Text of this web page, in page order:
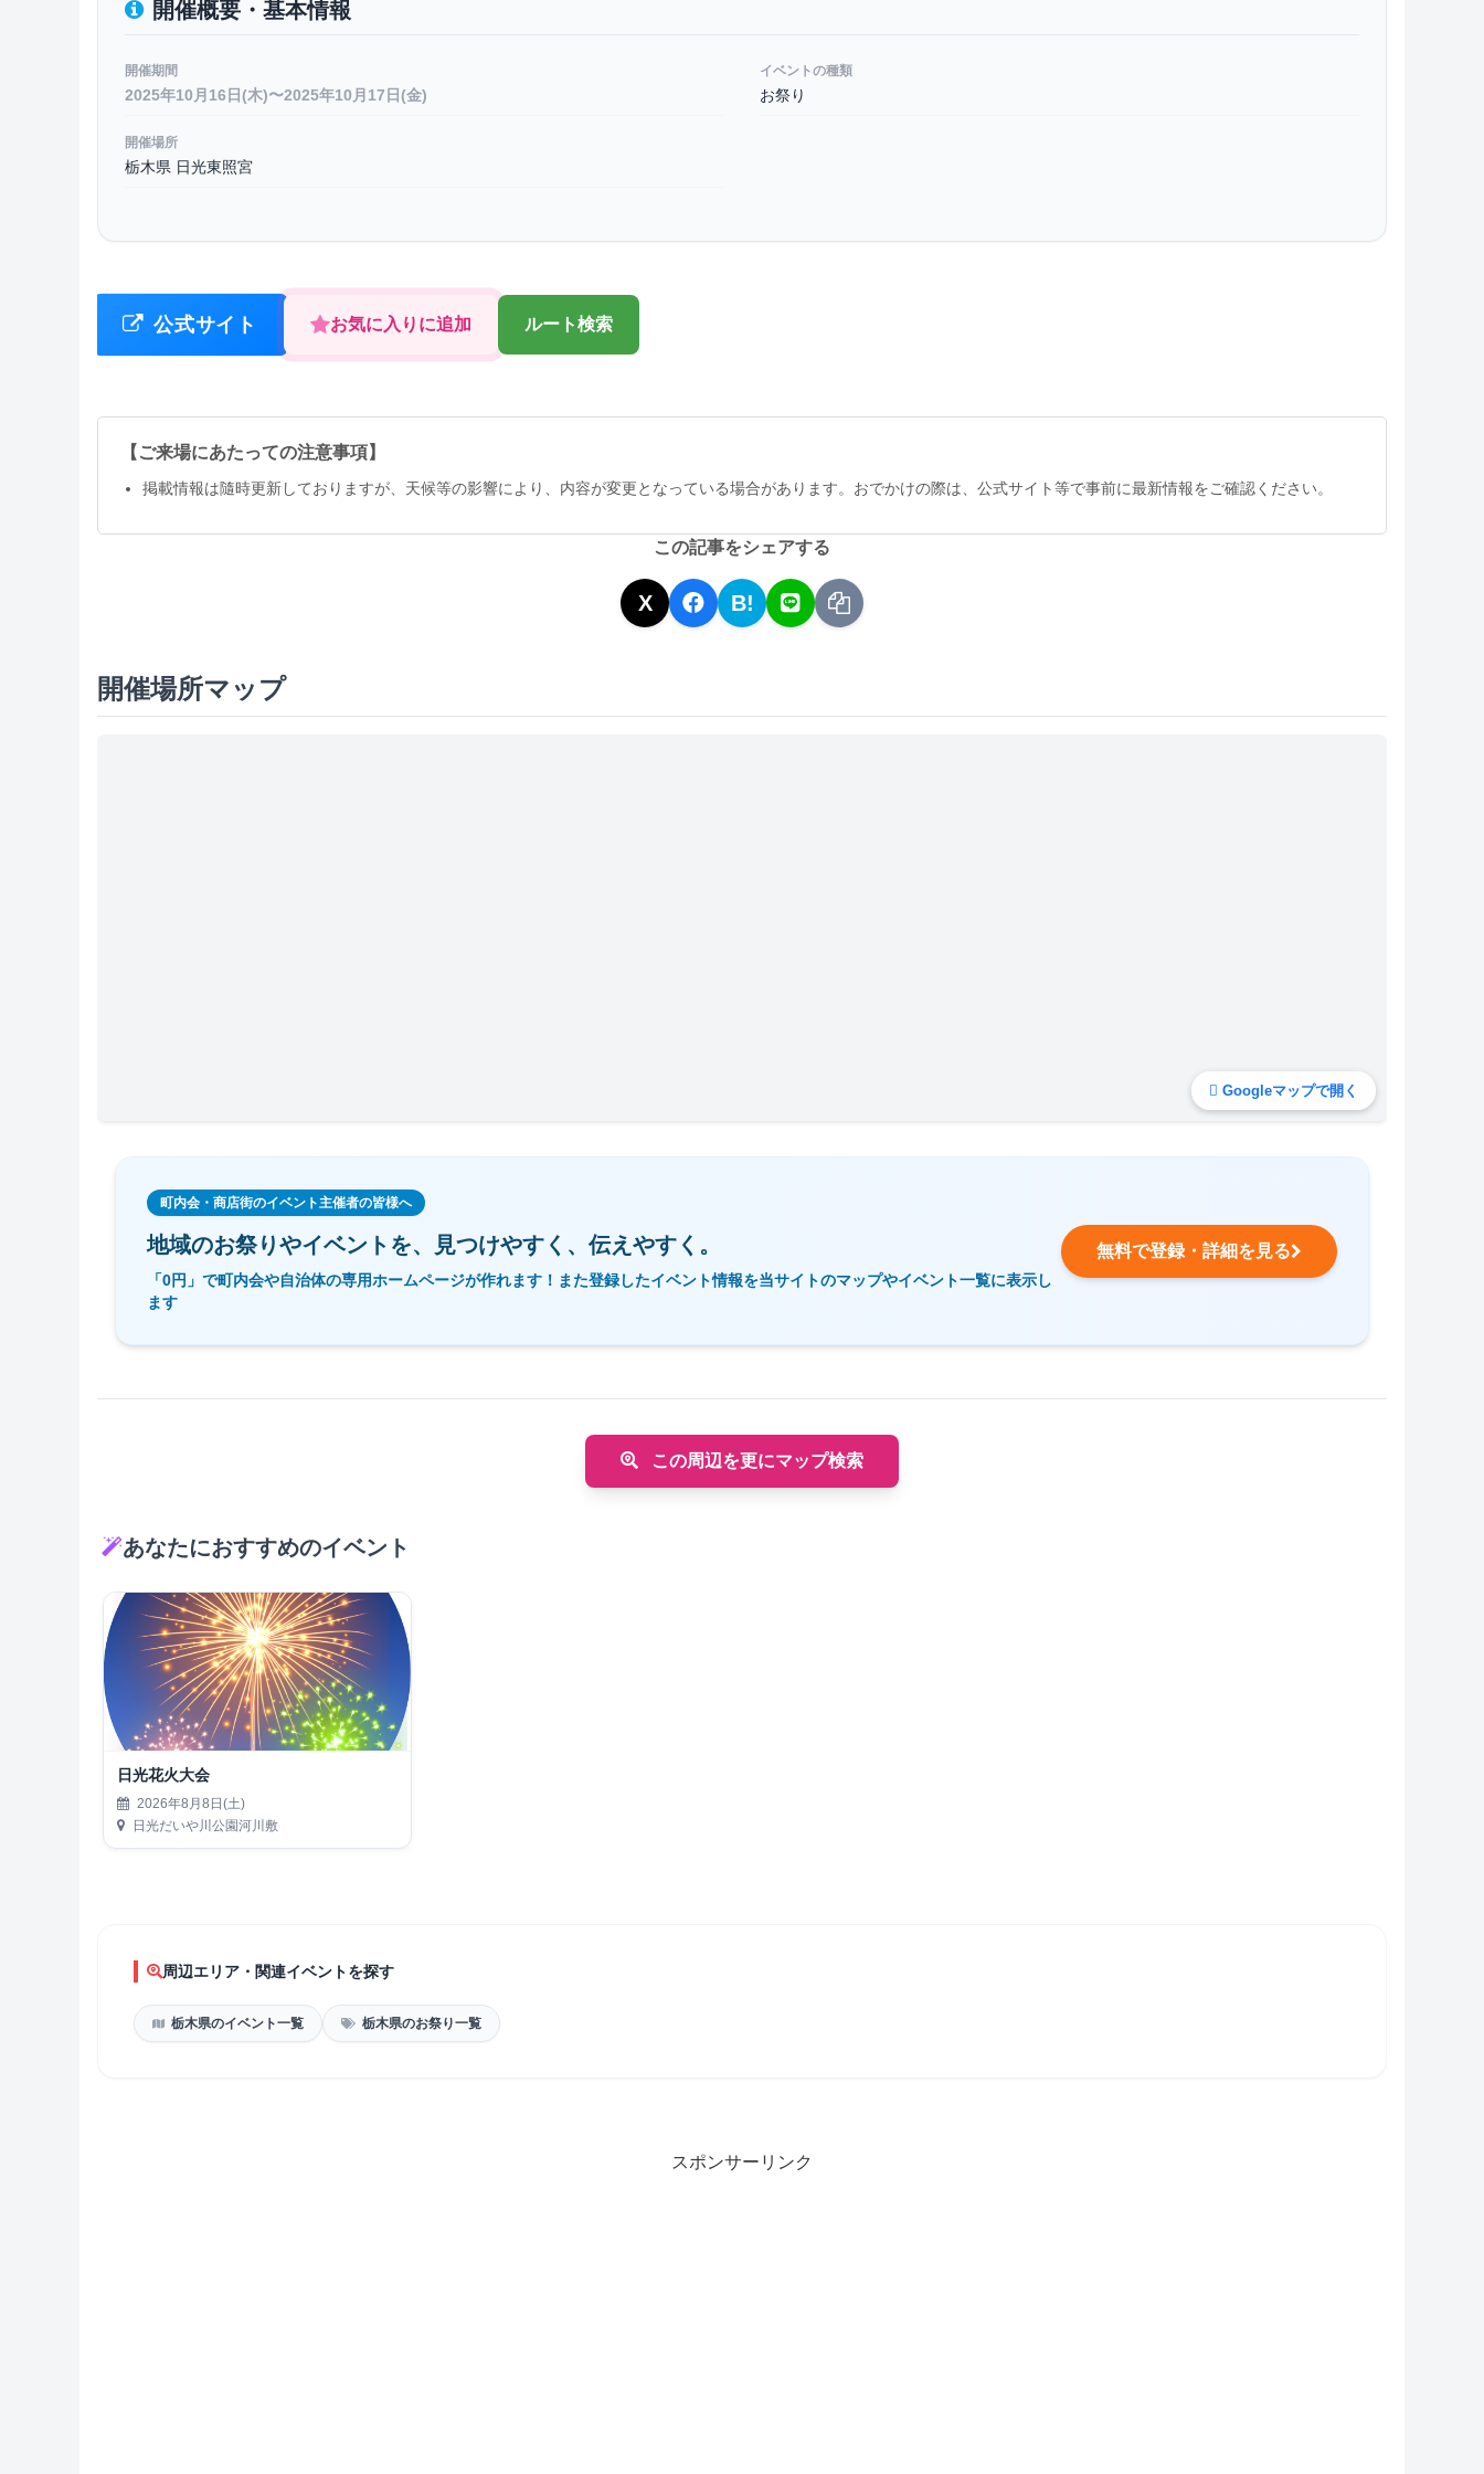
開催概要・基本情報
開催期間
2025年10月16日(木)〜2025年10月17日(金)
イベントの種類
お祭り
開催場所
栃木県 日光東照宮
公式サイト お気に入りに追加 ルート検索
【ご来場にあたっての注意事項】
掲載情報は隨時更新しておりますが、天候等の影響により、内容が変更となっている場合があります。おでかけの際は、公式サイト等で事前に最新情報をご確認ください。
この記事をシェアする
X B!
開催場所マップ
Googleマップで開く
町内会・商店街のイベント主催者の皆様へ
地域のお祭りやイベントを、 見つけやすく、伝えやすく。
「0円」で町内会や自治体の専用ホームページが作れます！また登録したイベント情報を当サイトのマップやイベント一覧に表示し
ます
無料で登録・詳細を見る
この周辺を更にマップ検索
あなたにおすすめのイベント
日光花火大会
2026年8月8日(土)
日光だいや川公園河川敷
周辺エリア・関連イベントを探す
栃木県のイベント一覧 栃木県のお祭り一覧
スポンサーリンク